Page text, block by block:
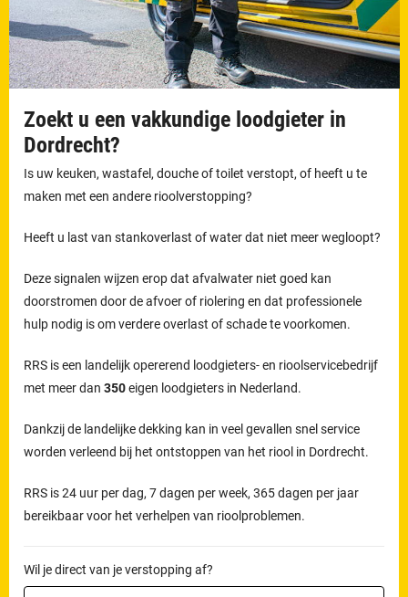
Zoekt u een vakkundige loodgieter in
Dordrecht?
Is uw keuken, wastafel, douche of toilet verstopt, of heeft u te
maken met een andere rioolverstopping?
Heeft u last van stankoverlast of water dat niet meer wegloopt?
Deze signalen wijzen erop dat afvalwater niet goed kan
doorstromen door de afvoer of riolering en dat professionele
hulp nodig is om verdere overlast of schade te voorkomen.
RRS is een landelijk opererend loodgieters- en rioolservicebedrijf
met meer dan350eigen loodgieters in Nederland.
Dankzij de landelijke dekking kan in veel gevallen snel service
worden verleend bij het ontstoppen van het riool in Dordrecht.
RRS is 24 uur per dag, 7 dagen per week, 365 dagen per jaar
bereikbaar voor het verhelpen van rioolproblemen.
Wil je direct van je verstopping af?